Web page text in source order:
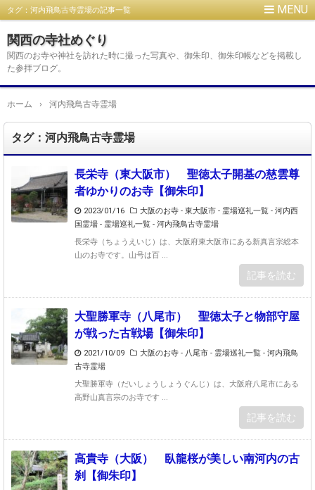
タグ：河内飛鳥古寺霊場の記事一覧
関西の寺社めぐり
関西のお寺や神社を訪れた時に撮った写真や、御朱印、御朱印帳などを掲載し
た参拝ブログ。
ホーム › 河内飛鳥古寺霊場
タグ：河内飛鳥古寺霊場
長栄寺（東大阪市） 聖徳太子開基の慈雲尊
者ゆかりのお寺【御朱印】
2023/01/16 大阪のお寺 - 東大阪市 - 霊場巡礼一覧 - 河内西
国霊場 - 霊場巡礼一覧 - 河内飛鳥古寺霊場
長栄寺（ちょうえいじ）は、大阪府東大阪市にある新真言宗総本
山のお寺です。山号は百 ...
記事を読む
大聖勝軍寺（八尾市） 聖徳太子と物部守屋
が戦った古戦場【御朱印】
2021/10/09 大阪のお寺 - 八尾市 - 霊場巡礼一覧 - 河内飛鳥
古寺霊場
大聖勝軍寺（だいしょうしょうぐんじ）は、大阪府八尾市にある
高野山真言宗のお寺です ...
記事を読む
高貴寺（大阪） 臥龍桜が美しい南河内の古
刹【御朱印】